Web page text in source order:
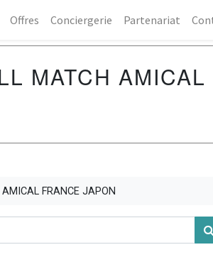
Offres Conciergerie Partenariat
MATCH
FRANCE JAPON